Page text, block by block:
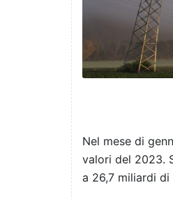
Nel mese di
valori del 2023.
a 26,7 miliardi di